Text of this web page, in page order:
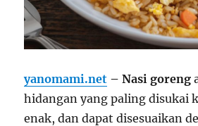
yanomami.net – Nasi goreng
hidangan yang paling disukai
enak, dan dapat disesuaikan